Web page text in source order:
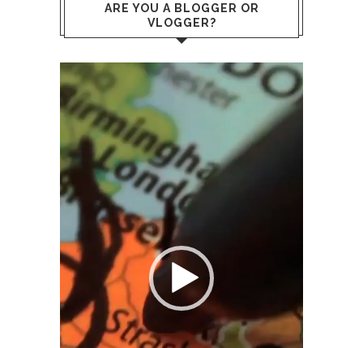
ARE YOU A BLOGGER OR
VLOGGER?
Video
Player